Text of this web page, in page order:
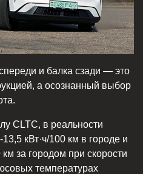
и балка сзади — это
а осознанный выбор
CLTC, в реальности
кВт·ч/100 км в городе и
за городом при скорости
температурах